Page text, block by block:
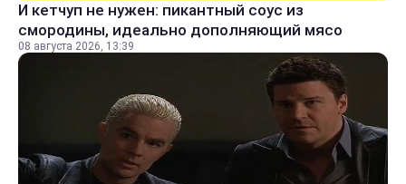
И кетчуп не нужен: пикантный соус из
смородины, идеально дополняющий мясо
08 августа 2026, 13:39